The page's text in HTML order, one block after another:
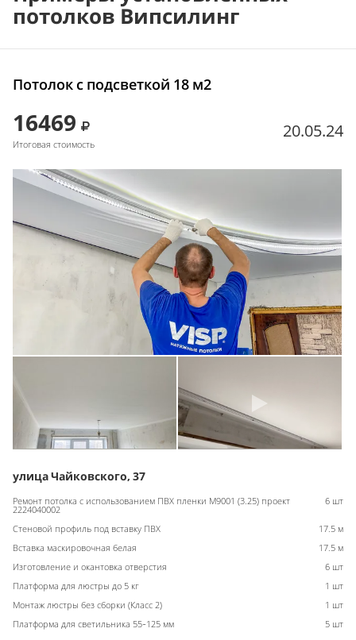
потолков Випсилинг
Потолок с подсветкой 18 м2
16469
Итоговая стоимость
20.05.24
улица Чайковского, 37
Ремонт потолка с использованием ПВХ пленки M9001 (3.25) проект
2224040002
6 шт
Стеновой профиль под вставку ПВХ
17.5 м
Вставка маскировочная белая
17.5 м
Изготовление и окантовка отверстия
6 шт
Платформа для люстры до 5 кг
1 шт
Монтаж люстры без сборки (Класс 2)
1 шт
Платформа для светильника 55-125 мм
5 шт